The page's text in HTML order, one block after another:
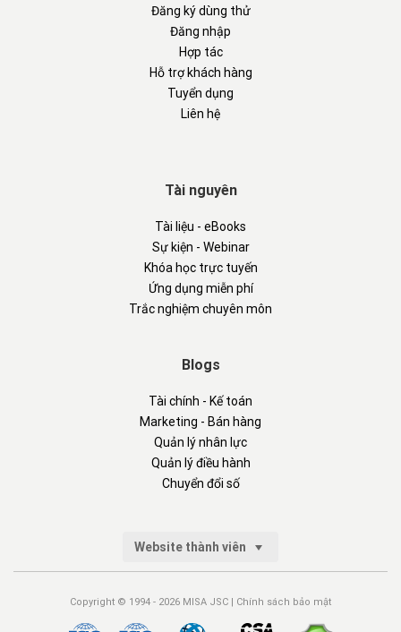
Đăng ký dùng thử
Đăng nhập
Hợp tác
Hỗ trợ khách hàng
Tuyển dụng
Liên hệ
Tài nguyên
Tài liệu - eBooks
Sự kiện - Webinar
Khóa học trực tuyến
Ứng dụng miễn phí
Trắc nghiệm chuyên môn
Blogs
Tài chính - Kế toán
Marketing - Bán hàng
Quản lý nhân lực
Quản lý điều hành
Chuyển đổi số
Website thành viên
Copyright © 1994 - 2026 MISA JSC | Chính sách bảo mật